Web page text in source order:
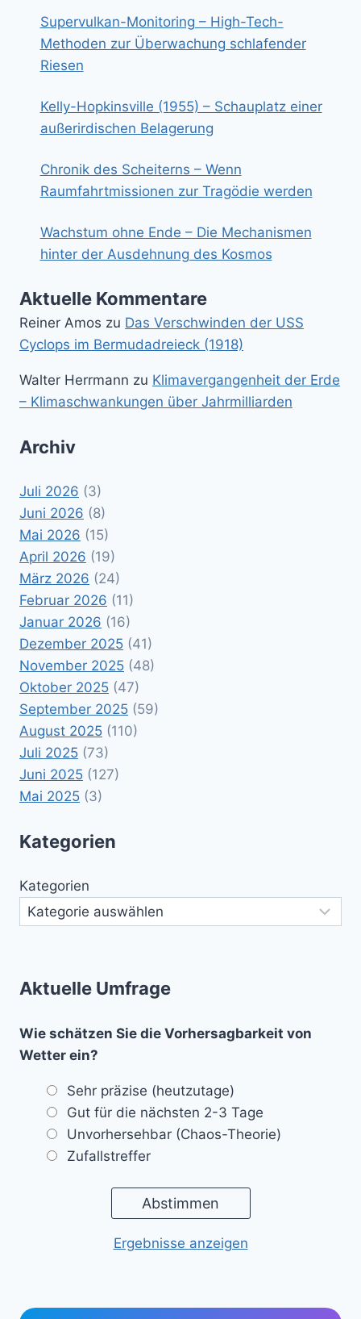
Supervulkan-Monitoring – High-Tech-
Methoden zur Überwachung schlafender
Riesen
Kelly-Hopkinsville (1955) – Schauplatz einer
außerirdischen Belagerung
Chronik des Scheiterns – Wenn
Raumfahrtmissionen zur Tragödie werden
Wachstum ohne Ende – Die Mechanismen
hinter der Ausdehnung des Kosmos
Aktuelle Kommentare
Reiner Amos zu Das Verschwinden der USS
Cyclops im Bermudadreieck (1918)
Walter Herrmann zu Klimavergangenheit der Erde
– Klimaschwankungen über Jahrmilliarden
Archiv
Juli 2026 (3)
Juni 2026 (8)
Mai 2026 (15)
April 2026 (19)
März 2026 (24)
Februar 2026 (11)
Januar 2026 (16)
Dezember 2025 (41)
November 2025 (48)
Oktober 2025 (47)
September 2025 (59)
August 2025 (110)
Juli 2025 (73)
Juni 2025 (127)
Mai 2025 (3)
Kategorien
Kategorien
Aktuelle Umfrage
Wie schätzen Sie die Vorhersagbarkeit von
Wetter ein?
Sehr präzise (heutzutage)
Gut für die nächsten 2-3 Tage
Unvorhersehbar (Chaos-Theorie)
Zufallstreffer
Ergebnisse anzeigen